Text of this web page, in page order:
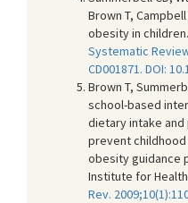
Brown T,
obesity in children.
Systematic
CD001871. DOI:
Brown T,
school-based
dietary intake
prevent
obesity guidance
Institute for
Rev.